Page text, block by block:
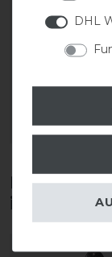
Schuhcreme 75
|
ARTIKEL
Diese
DHL